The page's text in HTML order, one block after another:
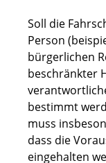
Soll die
Person
bürgerlichen
beschränkter
bestimmt
muss
dass die
eingehalten